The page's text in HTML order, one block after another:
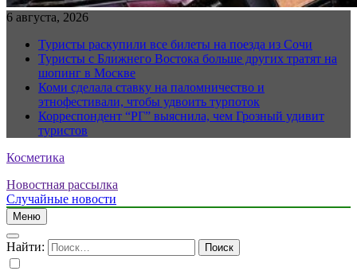
6 августа, 2026
Туристы раскупили все билеты на поезда из Сочи
Туристы с Ближнего Востока больше других тратят на
шопинг в Москве
Коми сделала ставку на паломничество и
этнофестивали, чтобы удвоить турпоток
Корреспондент “РГ” выяснила, чем Грозный удивит
туристов
Косметика
Новостная рассылка
Случайные новости
Меню
Найти: